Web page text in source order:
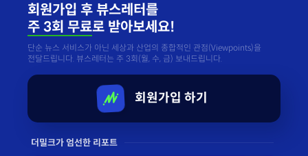
회원가입 후 뷰스레터를
주 3회 무료로 받아보세요!
단순 뉴스 서비스가 아닌 세상과 산업의 종합적인 관점(Viewpoints)을
전달드립니다. 뷰스레터는 주 3회(월, 수, 금) 보내드립니다.
회원가입 하기
더밀크가 엄선한 리포트